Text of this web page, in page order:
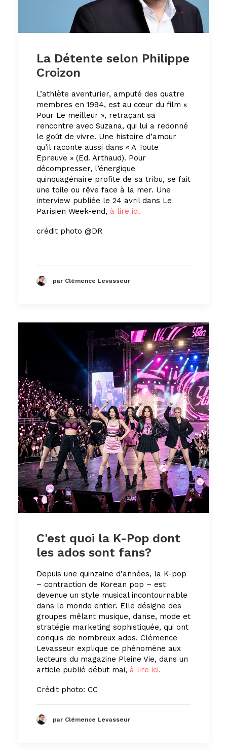
La Détente selon Philippe
Croizon
L’athlète aventurier, amputé des quatre
membres en 1994, est au cœur du film «
Pour Le meilleur », retraçant sa
rencontre avec Suzana, qui lui a redonné
le goût de vivre. Une histoire d’amour
qu’il raconte aussi dans « A Toute
Epreuve » (Ed. Arthaud). Pour
décompresser, l’énergique
quinquagénaire profite de sa tribu, se fait
une toile ou rêve face à la mer. Une
interview publiée le 24 avril dans Le
Parisien Week-end, à lire ici.
crédit photo @DR
par Clémence Levasseur
C'est quoi la K-Pop dont
les ados sont fans?
Depuis une quinzaine d’années, la K-pop
– contraction de Korean pop – est
devenue un style musical incontournable
dans le monde entier. Elle désigne des
groupes mêlant musique, danse, mode et
stratégie marketing sophistiquée, qui ont
conquis de nombreux ados. Clémence
Levasseur explique ce phénomène aux
lecteurs du magazine Pleine Vie, dans un
article publié début mai, à lire ici.
Crédit photo: CC
par Clémence Levasseur